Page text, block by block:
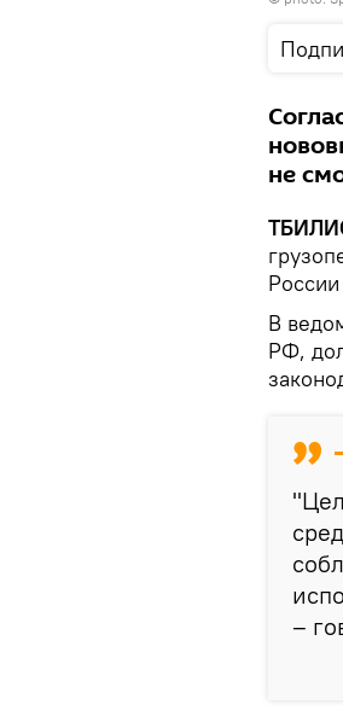
не
В
РФ,
–